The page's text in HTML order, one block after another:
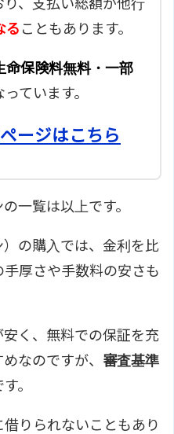
る こともあります。
命保険料無料・一部
っています。
ージはこちら
一覧は以上です。
の購入では、金利を比
厚さや手数料の安さも
安く、無料での保証を充
なのですが、 審査基準
。
りられないこともあり